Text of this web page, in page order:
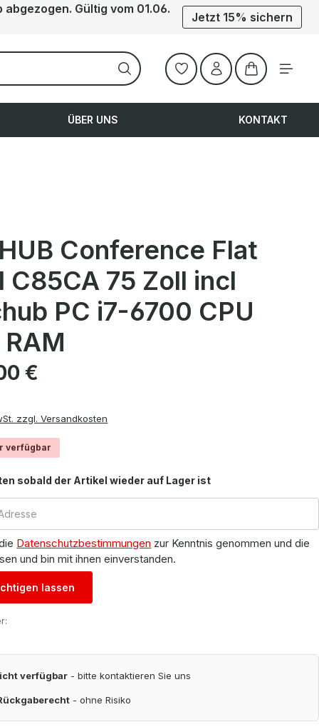
Gültig vom 01.06.
Jetzt 15% sichern
Warenkorb
ÜBER UNS KONTAKT
Conference Flat
C85CA 75 Zoll incl
PC i7-6700 CPU
RAM
€
zzgl. Versandkosten
verfügbar
sobald der Artikel wieder auf Lager ist
Datenschutzbestimmungen zur Kenntnis genommen und die
und bin mit ihnen einverstanden.
lassen
verfügbar - bitte kontaktieren Sie uns
- ohne Risiko